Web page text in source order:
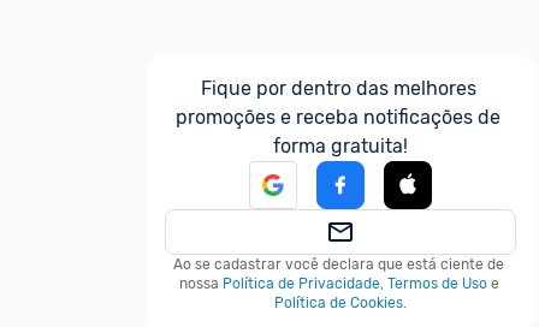
Fique por dentro das melhores
promoções e receba notificações de
forma gratuita!
Ao se cadastrar você declara que está ciente de
nossa Política de Privacidade, Termos de Uso e
Política de Cookies.